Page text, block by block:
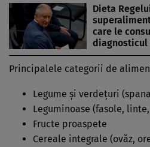
Dieta
care le
diagnosticul
Principalele categorii de
Legume și verdețuri
Leguminoase (fasole,
Fructe proaspete
Cereale integrale (ovăz,